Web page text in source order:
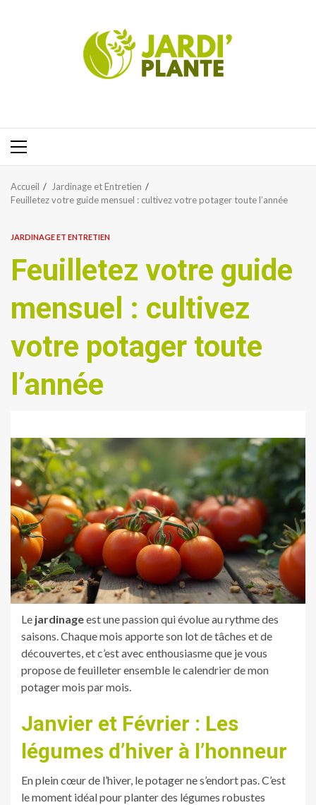
Menu
Accueil
Jardinage et Entretien
Feuilletez votre guide mensuel : cultivez votre potager toute l’année
JARDINAGE ET ENTRETIEN
Feuilletez votre guide
mensuel : cultivez
votre potager toute
l’année
Le jardinageest une passion qui évolue au rythme des
saisons. Chaque mois apporte son lot de tâches et de
découvertes, et c’est avec enthousiasme que je vous
propose de feuilleter ensemble le calendrier de mon
potager mois par mois.
Janvier et Février : Les
légumes d’hiver à l’honneur
En plein cœur de l’hiver, le potager ne s’endort pas. C’est
le moment idéal pour planter des légumes robustes